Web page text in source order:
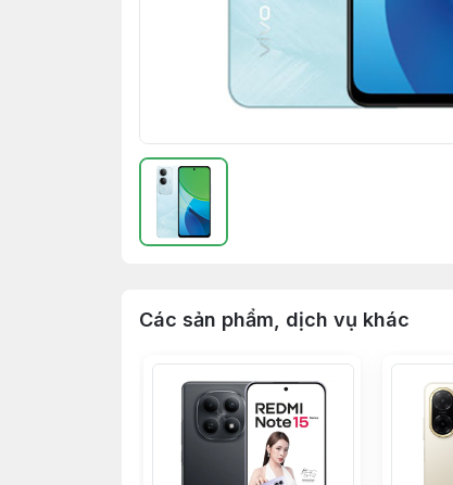
Các sản phẩm, dịch vụ khác